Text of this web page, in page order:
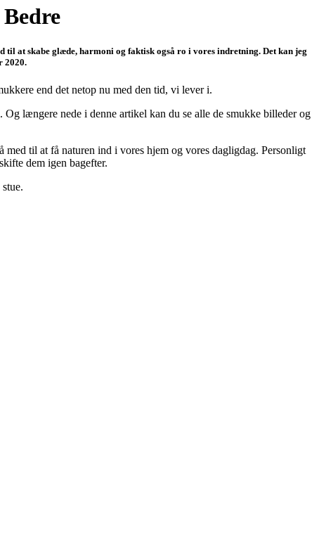
at skabe glæde, harmoni og faktisk også ro i vores indretning. Det kan jeg
2020.
end det netop nu med den tid, vi lever i.
længere nede i denne artikel kan du se alle de smukke billeder og
til at få naturen ind i vores hjem og vores dagligdag. Personligt
dem igen bagefter.